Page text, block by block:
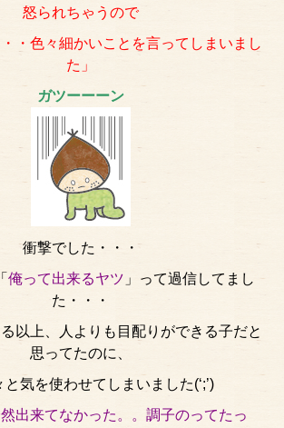
怒られちゃうので
・色々細かいことを言ってしまいまし
た」
ガツーーーン
衝撃でした・・・
俺って出来るヤツ 」って過信してまし
た・・・
以上、人よりも目配りができる子だと
思ってたのに、
気を使わせてしまいました(‘;’)
出来てなかった。。調子のってたっ